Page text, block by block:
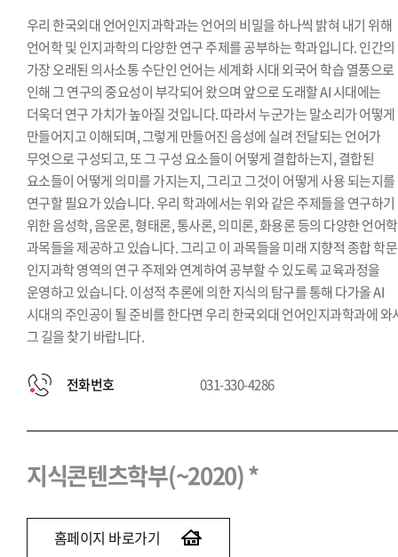
우리 한국외대 언어인지과학과는 언어의 비밀을 하나씩 밝혀 내기 위해
언어학 및 인지과학의 다양한 연구 주제를 공부하는 학과입니다. 인간의
가장 오래된 의사소통 수단인 언어는 세계화 시대 외국어 학습 열풍으로
인해 그 연구의 중요성이 부각되어 왔으며 앞으로 도래할 AI 시대에는
더욱더 연구 가치가 높아질 것입니다. 따라서 누군가는 말소리가 어떻게
만들어지고 이해되며, 그렇게 만들어진 음성에 실려 전달되는 언어가
무엇으로 구성되고, 또 그 구성 요소들이 어떻게 결합하는지, 결합된
요소들이 어떻게 의미를 가지는지, 그리고 그것이 어떻게 사용 되는지를
연구할 필요가 있습니다. 우리 학과에서는 위와 같은 주제들을 연구하기
위한 음성학, 음운론, 형태론, 통사론, 의미론, 화용론 등의 다양한 언어학
과목들을 제공하고 있습니다. 그리고 이 과목들을 미래 지향적 종합 학
인지과학 영역의 연구 주제와 연계하여 공부할 수 있도록 교육과정을
운영하고 있습니다. 이성적 추론에 의한 지식의 탐구를 통해 다가올 AI
시대의 주인공이 될 준비를 한다면 우리 한국외대 언어인지과학과에 와
그 길을 찾기 바랍니다.
전화번호 031-330-4286
지식콘텐츠학부(~2020) *
홈페이지 바로가기